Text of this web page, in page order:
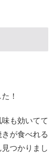
！
も効いてて
が食べれる
つかりまし